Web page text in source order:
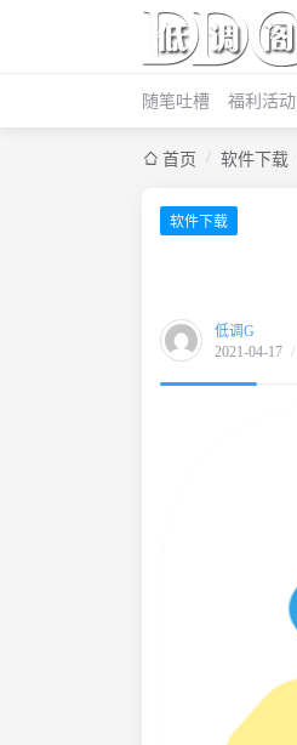
随笔吐槽 福利活动
首页 / 软件下载
软件下载
低调G
2021-04-17 /